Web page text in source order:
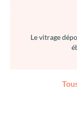
Le vitrage